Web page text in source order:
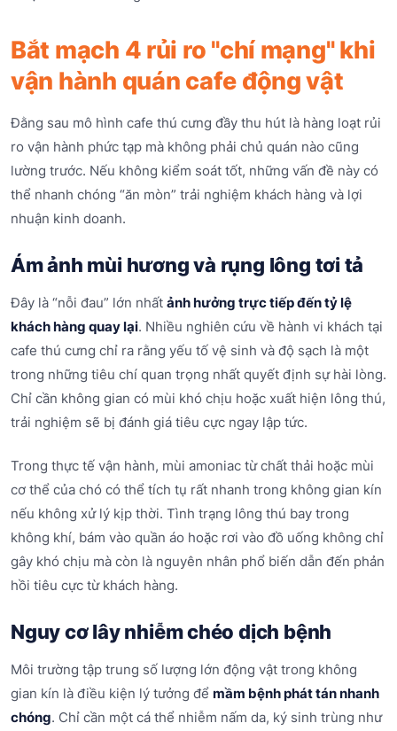
Bắt mạch 4 rủi ro "chí mạng" khi
vận hành quán cafe động vật
Đằng sau mô hình cafe thú cưng đầy thu hút là hàng loạt rủi
ro vận hành phức tạp mà không phải chủ quán nào cũng
lường trước. Nếu không kiểm soát tốt, những vấn đề này có
thể nhanh chóng “ăn mòn” trải nghiệm khách hàng và lợi
nhuận kinh doanh.
Ám ảnh mùi hương và rụng lông tơi tả
Đây là “nỗi đau” lớn nhất ảnh hưởng trực tiếp đến tỷ lệ
khách hàng quay lại. Nhiều nghiên cứu về hành vi khách tại
cafe thú cưng chỉ ra rằng yếu tố vệ sinh và độ sạch là một
trong những tiêu chí quan trọng nhất quyết định sự hài lòng.
Chỉ cần không gian có mùi khó chịu hoặc xuất hiện lông thú,
trải nghiệm sẽ bị đánh giá tiêu cực ngay lập tức.
Trong thực tế vận hành, mùi amoniac từ chất thải hoặc mùi
cơ thể của chó có thể tích tụ rất nhanh trong không gian kín
nếu không xử lý kịp thời. Tình trạng lông thú bay trong
không khí, bám vào quần áo hoặc rơi vào đồ uống không chỉ
gây khó chịu mà còn là nguyên nhân phổ biến dẫn đến phản
hồi tiêu cực từ khách hàng.
Nguy cơ lây nhiễm chéo dịch bệnh
Môi trường tập trung số lượng lớn động vật trong không
gian kín là điều kiện lý tưởng để mầm bệnh phát tán nhanh
chóng. Chỉ cần một cá thể nhiễm nấm da, ký sinh trùng như